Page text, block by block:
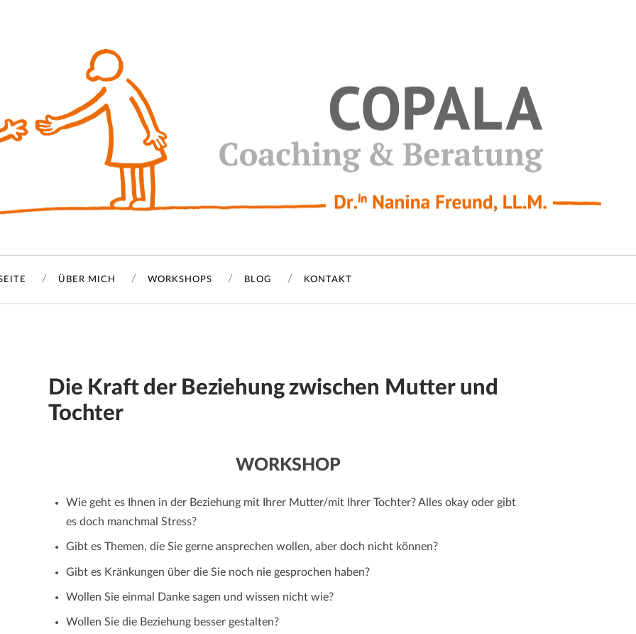
ÜBER MICH WORKSHOPS BLOG KONTAKT
Die Kraft der Beziehung zwischen Mutter und
Tochter
WORKSHOP
Wie geht es Ihnen in der Beziehung mit Ihrer Mutter/mit Ihrer Tochter? Alles okay oder gibt
es doch manchmal Stress?
Gibt es Themen, die Sie gerne ansprechen wollen, aber doch nicht können?
Gibt es Kränkungen über die Sie noch nie gesprochen haben?
Wollen Sie einmal Danke sagen und wissen nicht wie?
Wollen Sie die Beziehung besser gestalten?